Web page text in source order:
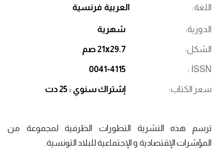
اللغة العربية فرنسية
الدورية شهرية
الشكل 21x29.7 صم
ISSN
0041-4115
سعر الكتاب إشتراك سنوي : 25 دت
ترسم هذه النشرية التطورات الظرفية لمجموعة من
المؤشرات الإقتصادية و الإجتماعية للبلاد التونسية.